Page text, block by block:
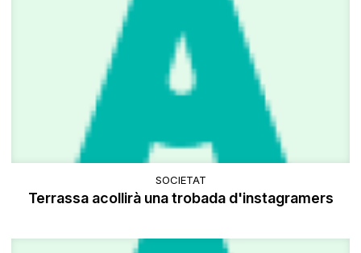
SOCIETAT
Terrassa acollirà una trobada d'instagramers